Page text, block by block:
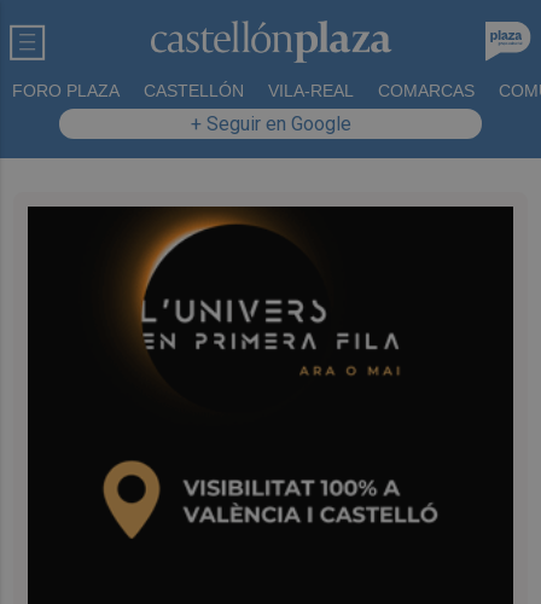
FORO PLAZA CASTELLÓN VILA-REAL COMARCAS
+ Seguir en Google